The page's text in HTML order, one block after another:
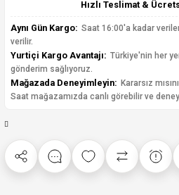
Hızlı Teslimat &
Aynı Gün Kargo: Saat 16:00'a kadar
verilir.
Yurtiçi Kargo Avantajı: Türkiye'nin her
gönderim sağlıyoruz.
Mağazada Deneyimleyin: Kararsız
Saat mağazamızda canlı görebilir ve